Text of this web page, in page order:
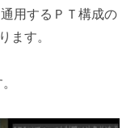
用するＰＴ構成の
ます。